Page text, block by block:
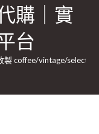
購｜實
台
製 coffee/vintage/select/